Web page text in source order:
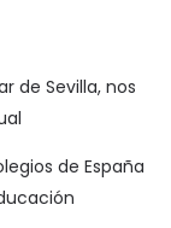
de Sevilla, nos
de España